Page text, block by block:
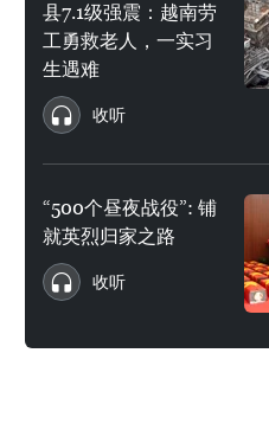
县7.1级强震：越南劳
工勇救老人，一实习
生遇难
收听
“500个昼夜战役”: 铺
就英烈归家之路
收听